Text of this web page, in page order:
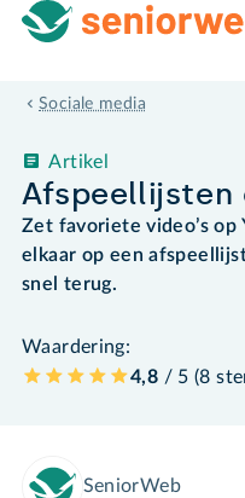
Sociale media
Afspeellijsten
Artikel
Zet favoriete video’s op
elkaar op een
snel terug.
Waardering:
4,8 / 5 (8
SeniorWeb